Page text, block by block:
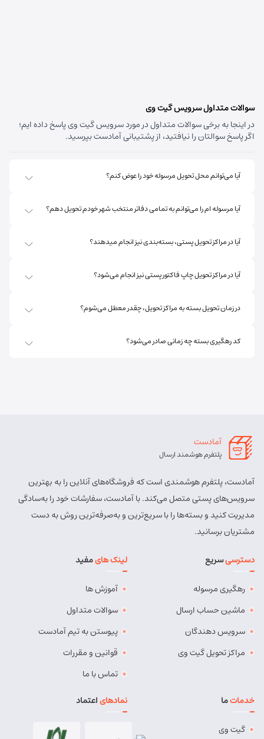
سوالات متداول سرویس گیت وی
در اینجا به برخی سوالات متداول در مورد سرویس گیت وی پاسخ داده ایم؛
اگر پاسخ سوالتان را نیافتید، از پشتیبانی آمادست بپرسید.
آیا می‌توانم محل تحویل مرسوله خود را عوض کنم؟
آیا مرسوله ام را می‌توانم به تمامی دفاتر منتخب شهر خودم تحویل دهم؟
آیا در مراکز تحویل پستی، بسته‌بندی نیز انجام میدهند؟
آیا در مراکز تحویل چاپ فاکتور پستی نیز انجام می‌شود؟
در زمان تحویل بسته به مراکز تحویل، چقدر معطل می‌شوم؟
کد رهگیری بسته چه زمانی صادر می‌شود؟
آمادست
پلتفرم هوشمند ارسال
آمادست، پلتفرم هوشمندی است که فروشگاه‌های آنلاین را به بهترین
سرویس‌های پستی متصل می‌کند. با آمادست، سفارشات خود را به‌سادگی
مدیریت کنید و بسته‌ها را با سریع‌ترین و به‌صرفه‌ترین روش به دست
مشتریان برسانید.
دسترسیسریع
رهگیری مرسوله
ماشین حساب ارسال
سرویس دهندگان
مراکز تحویل گیت وی
لینک هایمفید
آموزش ها
سوالات متداول
پیوستن به تیم آمادست
قوانین و مقررات
تماس با ما
خدماتما
گیت وی
نمادهایاعتماد